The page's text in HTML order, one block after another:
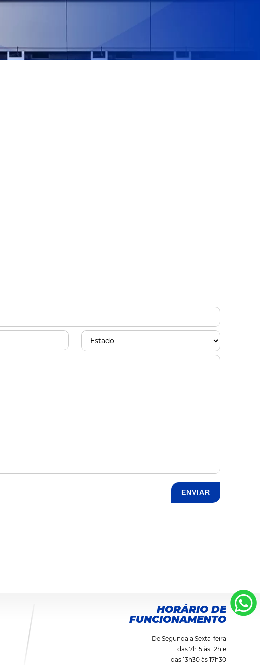
HORÁRIO DE
FUNCIONAMENTO
De Segunda a Sexta-feira
das 7h15 às 12h e
das 13h30 às 17h30